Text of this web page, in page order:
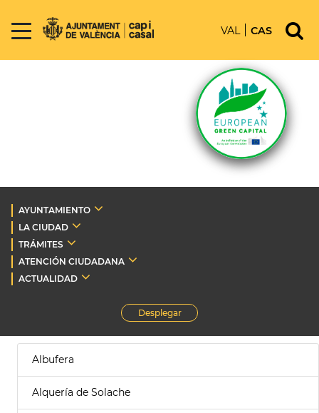
VAL CAS
AYUNTAMIENTO
LA CIUDAD
TRÁMITES
ATENCIÓN CIUDADANA
ACTUALIDAD
Desplegar
Albufera
Alquería de Solache